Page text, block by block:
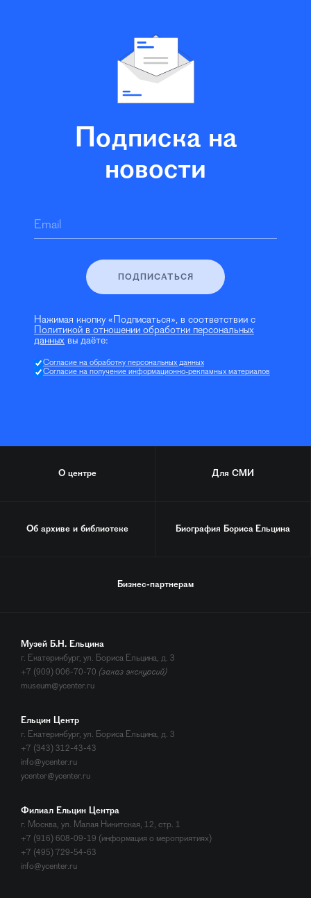
Подписка на
новости
Email
ПОДПИСАТЬСЯ
Нажимая кнопку «Подписаться», в соответствии с
Политикой в отношении обработки персональных
данных вы даёте:
Согласие на обработку персональных данных
Согласие на получение информационно-рекламных материалов
О центре Для СМИ
Об архиве и библиотеке Биография Бориса Ельцина
Бизнес-партнерам
Музей Б.Н. Ельцина
г. Екатеринбург, ул. Бориса Ельцина, д. 3
+7 (909) 006-70-70 (заказ экскурсий)
museum@ycenter.ru
Ельцин Центр
г. Екатеринбург, ул. Бориса Ельцина, д. 3
+7 (343) 312-43-43
info@ycenter.ru
ycenter@ycenter.ru
Филиал Ельцин Центра
г. Москва, ул. Малая Никитская, 12, стр. 1
+7 (916) 608-09-19 (информация о мероприятиях)
+7 (495) 729-54-63
info@ycenter.ru